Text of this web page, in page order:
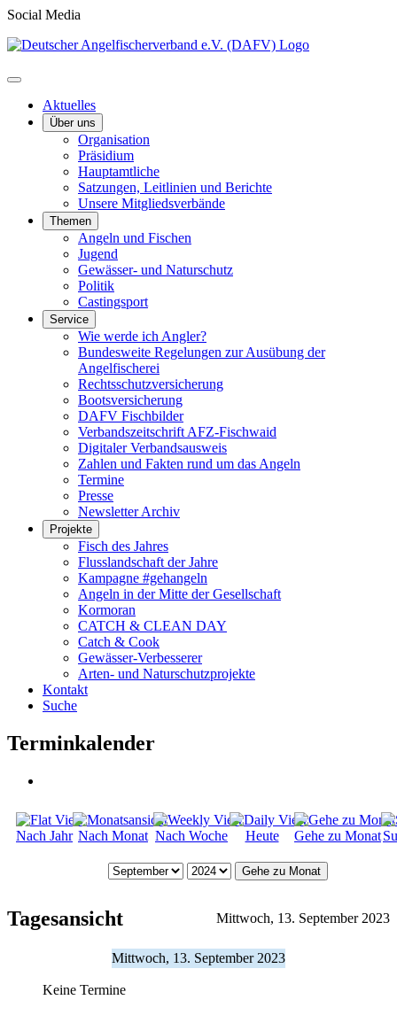
Social Media
Aktuelles
Über uns
Organisation
Präsidium
Hauptamtliche
Satzungen, Leitlinien und Berichte
Unsere Mitgliedsverbände
Themen
Angeln und Fischen
Jugend
Gewässer- und Naturschutz
Politik
Castingsport
Service
Wie werde ich Angler?
Bundesweite Regelungen zur Ausübung der
Angelfischerei
Rechtsschutzversicherung
Bootsversicherung
DAFV Fischbilder
Verbandszeitschrift AFZ-Fischwaid
Digitaler Verbandsausweis
Zahlen und Fakten rund um das Angeln
Termine
Presse
Newsletter Archiv
Projekte
Fisch des Jahres
Flusslandschaft der Jahre
Kampagne #gehangeln
Angeln in der Mitte der Gesellschaft
Kormoran
CATCH & CLEAN DAY
Catch & Cook
Gewässer-Verbesserer
Arten- und Naturschutzprojekte
Kontakt
Suche
Terminkalender
Nach Jahr Nach Monat Nach Woche Heute Gehe zu Monat
Gehe zu Monat
Tagesansicht Mittwoch, 13. September 2023
Mittwoch, 13. September 2023
Keine Termine